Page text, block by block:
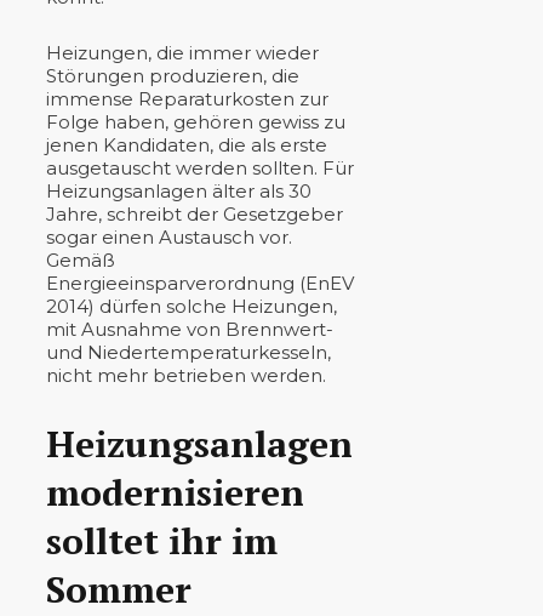
Heizungen, die immer wieder
Störungen produzieren, die
immense Reparaturkosten zur
Folge haben, gehören gewiss zu
jenen Kandidaten, die als erste
ausgetauscht werden sollten. Für
Heizungsanlagen älter als 30
Jahre, schreibt der Gesetzgeber
sogar einen Austausch vor.
Gemäß
Energieeinsparverordnung (EnEV
2014) dürfen solche Heizungen,
mit Ausnahme von Brennwert-
und Niedertemperaturkesseln,
nicht mehr betrieben werden.
Heizungsanlagen
modernisieren
solltet ihr im
Sommer